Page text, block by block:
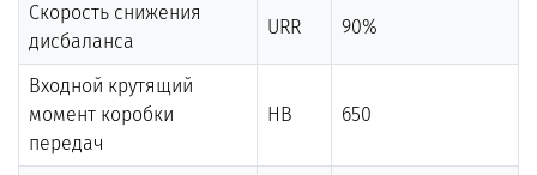
Скорость снижения
дисбаланса
URR 90%
Входной крутящий
момент коробки
передач
НВ 650